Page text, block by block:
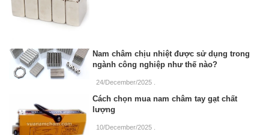
Nam châm chịu nhiệt được sử dụng trong
ngành công nghiệp như thế nào?
24/December/2025
Cách chọn mua nam châm tay gạt chất
lượng
10/December/2025